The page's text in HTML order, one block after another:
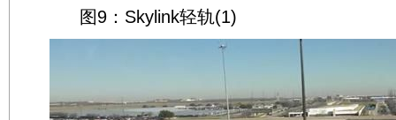
图9：Skylink轻轨(1)